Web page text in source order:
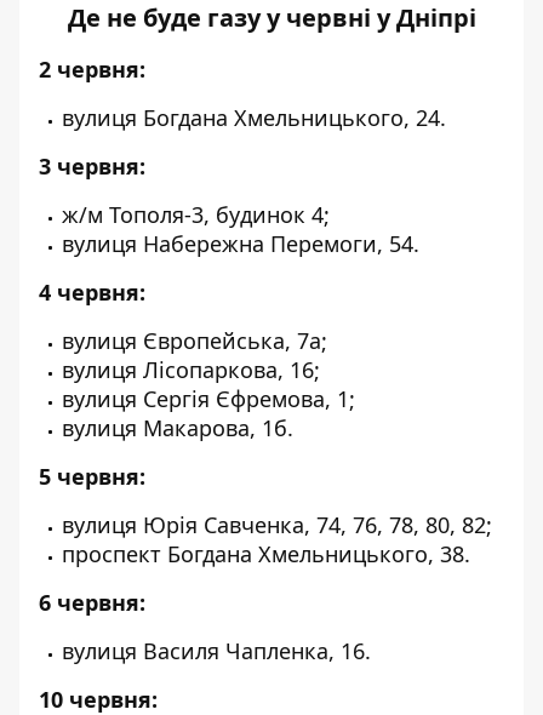
Де не буде газу у червні у Дніпрі
2 червня:
вулиця Богдана Хмельницького, 24.
3 червня:
ж/м Тополя-3, будинок 4;
вулиця Набережна Перемоги, 54.
4 червня:
вулиця Європейська, 7а;
вулиця Лісопаркова, 16;
вулиця Сергія Єфремова, 1;
вулиця Макарова, 1б.
5 червня:
вулиця Юрія Савченка, 74, 76, 78, 80, 82;
проспект Богдана Хмельницького, 38.
6 червня:
вулиця Василя Чапленка, 16.
10 червня: